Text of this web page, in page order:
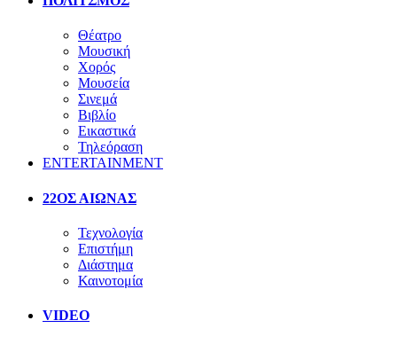
Θέατρο
Μουσική
Χορός
Μουσεία
Σινεμά
Βιβλίο
Εικαστικά
Τηλεόραση
ENTERTAINMENT
22ΟΣ ΑΙΩΝΑΣ
Τεχνολογία
Επιστήμη
Διάστημα
Καινοτομία
VIDEO